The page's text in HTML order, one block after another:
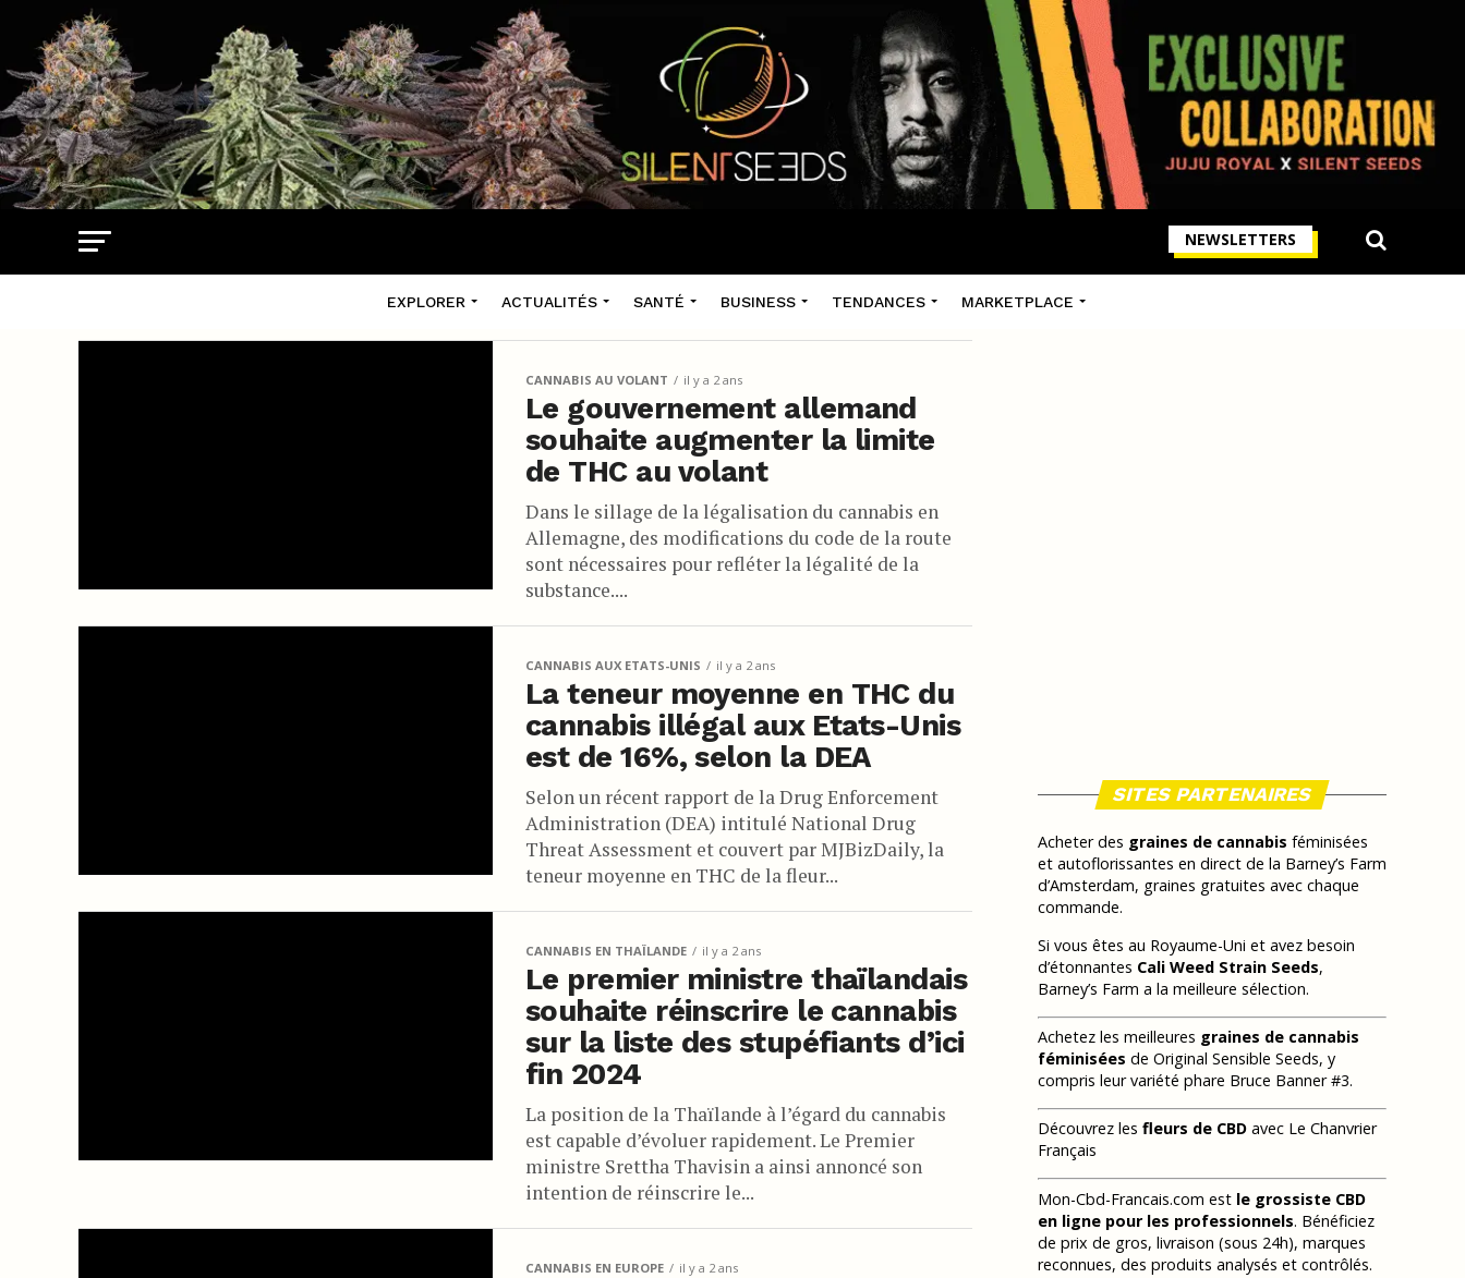
NEWSLETTERS
EXPLORER ACTUALITÉS SANTÉ BUSINESS TENDANCES MARKETPLACE
CANNABIS AU VOLANT il y a 2 ans
Le gouvernement allemand
souhaite augmenter la limite
de THC au volant
Dans le sillage de la légalisation du cannabis en
Allemagne, des modifications du code de la route
sont nécessaires pour refléter la légalité de la
substance....
CANNABIS AUX ETATS-UNIS il y a 2 ans
La teneur moyenne en THC du
cannabis illégal aux Etats-Unis
est de 16%, selon la DEA
Selon un récent rapport de la Drug Enforcement
Administration (DEA) intitulé National Drug
Threat Assessment et couvert par MJBizDaily, la
teneur moyenne en THC de la fleur...
CANNABIS EN THAÏLANDE il y a 2 ans
Le premier ministre thaïlandais
souhaite réinscrire le cannabis
sur la liste des stupéfiants d’ici
fin 2024
La position de la Thaïlande à l’égard du cannabis
est capable d’évoluer rapidement. Le Premier
ministre Srettha Thavisin a ainsi annoncé son
intention de réinscrire le...
CANNABIS EN EUROPE il y a 2 ans
SITES PARTENAIRES
Acheter des graines de cannabis féminisées
et autoflorissantes en direct de la Barney’s Farm
d’Amsterdam, graines gratuites avec chaque
commande.
Si vous êtes au Royaume-Uni et avez besoin
d’étonnantes Cali Weed Strain Seeds,
Barney’s Farm a la meilleure sélection.
Achetez les meilleures graines de cannabis
féminisées de Original Sensible Seeds, y
compris leur variété phare Bruce Banner #3.
Découvrez les fleurs de CBD avec Le Chanvrier
Français
Mon-Cbd-Francais.com est le grossiste CBD
en ligne pour les professionnels. Bénéficiez
de prix de gros, livraison (sous 24h), marques
reconnues, des produits analysés et contrôlés.